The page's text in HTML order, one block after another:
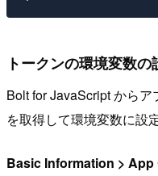
トークンの環境変数の
Bolt for JavaScript から
を取得して環境変数に設
Basic Information >